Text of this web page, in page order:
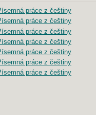
práce z češtiny
práce z češtiny
práce z češtiny
práce z češtiny
práce z češtiny
práce z češtiny
práce z češtiny